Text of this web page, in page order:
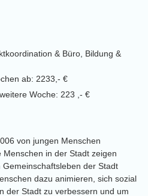
& Büro, Bildung &
ab: 2233,- €
Woche: 223 ,- €
von jungen Menschen
in der Stadt zeigen
der Stadt
dazu animieren, sich sozial
der Stadt zu verbessern und um